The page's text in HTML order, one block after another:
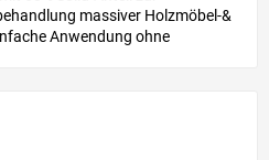
massiver Holzmöbel-&
Anwendung ohne